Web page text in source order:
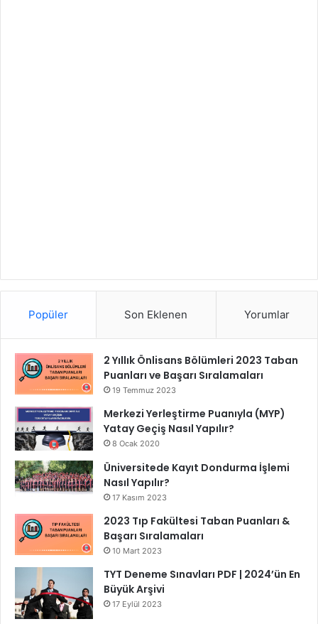
Popüler Son Eklenen Yorumlar
2 Yıllık Önlisans Bölümleri 2023 Taban
Puanları ve Başarı Sıralamaları
19 Temmuz 2023
Merkezi Yerleştirme Puanıyla (MYP)
Yatay Geçiş Nasıl Yapılır?
8 Ocak 2020
Üniversitede Kayıt Dondurma İşlemi
Nasıl Yapılır?
17 Kasım 2023
2023 Tıp Fakültesi Taban Puanları &
Başarı Sıralamaları
10 Mart 2023
TYT Deneme Sınavları PDF | 2024’ün En
Büyük Arşivi
17 Eylül 2023